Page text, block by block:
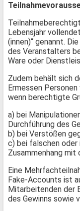
Lebensjahr
(innen)“ genannt.
des Veranstalters
Ware oder
Zudem behält sich
Ermessen
wenn berechtigte
a) bei
Durchführung des
b) bei Verstößen
c) bei falschen oder
Zusammenhang mit
Eine
Fake-Accounts ist
Mitarbeitenden der
des Gewinns sowie